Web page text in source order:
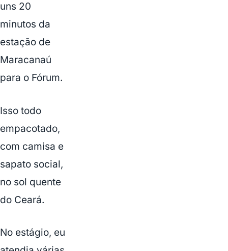
uns 20
minutos da
estação de
Maracanaú
para o Fórum.
Isso todo
empacotado,
com camisa e
sapato social,
no sol quente
do Ceará.
No estágio, eu